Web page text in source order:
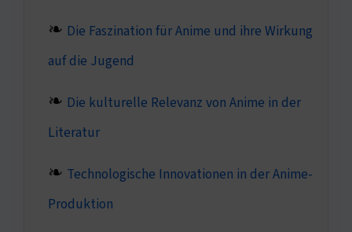
Die Faszination für Anime und ihre Wirkung
auf die Jugend
Die kulturelle Relevanz von Anime in der
Literatur
Technologische Innovationen in der Anime-
Produktion